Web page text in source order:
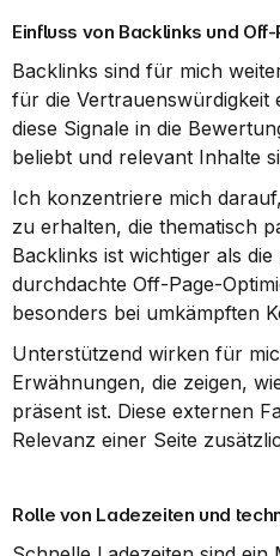
Einfluss von Backlinks und
Backlinks sind für mich
für die Vertrauenswürdigkeit
diese Signale in die
beliebt und relevant Inhalte
Ich konzentriere mich
zu erhalten, die thematisch
Backlinks ist wichtiger als
durchdachte Off-Page-
besonders bei umkämpften
Unterstützend wirken für
Erwähnungen, die zeigen,
präsent ist. Diese externen
Relevanz einer Seite
Rolle von Ladezeiten und